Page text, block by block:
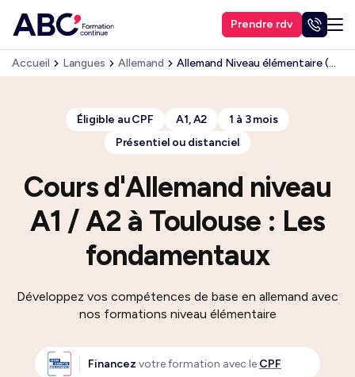
Prendre rdv
Accueil Langues Allemand Allemand Niveau élémentaire (A1, A2)
Cours d'Allemand niveau
A1 / A2 à Toulouse : Les
fondamentaux
Éligible au CPF A1, A2
1 à 3 mois
Présentiel ou distanciel
Développez vos compétences de base en allemand avec
nos formations niveau élémentaire
Financez votre formation avec le CPF